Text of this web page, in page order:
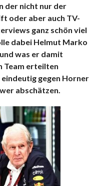
der nicht nur der
oder aber auch TV-
ganz schön viel
dabei Helmut Marko
was er damit
Team erteilten
gegen Horner
abschätzen.